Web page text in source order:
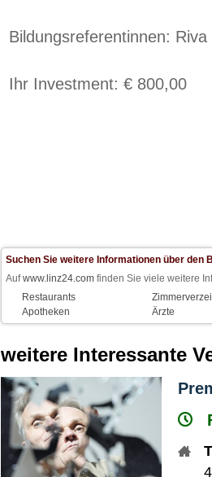
Bildungsreferentinnen:
Ihr Investment: € 800,00
Suchen Sie weitere Informationen über den
Aufwww.linz24.com finden Sie viele weitere
Restaurants
Apotheken
Ärzte
weitere Interessante